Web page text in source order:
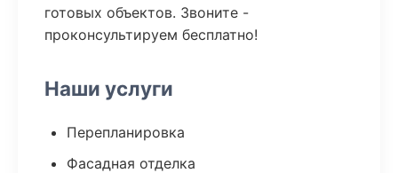
готовых объектов. Звоните -
проконсультируем бесплатно!
Наши услуги
Перепланировка
Фасадная отделка